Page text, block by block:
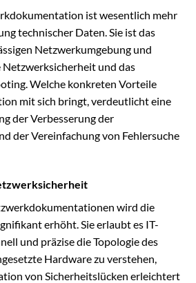
ist wesentlich mehr
technischer Daten. Sie ist das
Netzwerkumgebung und
und das
Welche konkreten Vorteile
mit sich bringt, verdeutlicht eine
der Verbesserung der
der Vereinfachung von Fehlersuche
wird die
erhöht. Sie erlaubt es IT-
und präzise die Topologie des
Hardware zu verstehen,
von Sicherheitslücken erleichtert